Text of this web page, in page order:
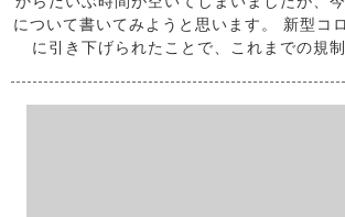
について書いてみようと思います。 新型コ
に引き下げられたことで、これまでの規